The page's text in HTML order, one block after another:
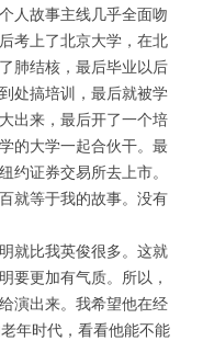
人故事主线几乎全面吻
考上了北京大学，在北
肺结核，最后毕业以后
处搞培训，最后就被学
出来，最后开了一个培
的大学一起合伙干。最
约证券交易所去上市。
就等于我的故事。没有
就比我英俊很多。这就
要更加有气质。所以，
演出来。我希望他在经
年时代，看看他能不能